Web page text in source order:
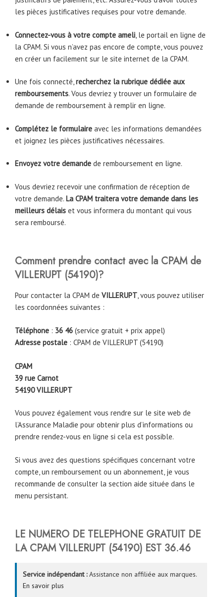
les pièces justificatives requises pour votre demande.
Connectez-vous à votre compte ameli, le portail en ligne de
la CPAM. Si vous n’avez pas encore de compte, vous pouvez
en créer un facilement sur le site internet de la CPAM.
Une fois connecté,recherchez la rubrique dédiée aux
remboursements. Vous devriez y trouver un formulaire de
demande de remboursement à remplir en ligne.
Complétez le formulaire avec les informations demandées
et joignez les pièces justificatives nécessaires.
Envoyez votre demande de remboursement en ligne.
Vous devriez recevoir une confirmation de réception de
votre demande. La CPAM traitera votre demande dans les
meilleurs délais et vous informera du montant qui vous
sera remboursé.
Comment prendre contact avec la CPAM de
VILLERUPT (54190)?
Pour contacter la CPAM de VILLERUPT, vous pouvez utiliser
les coordonnées suivantes :
Téléphone : 36 46 (service gratuit + prix appel)
Adresse postale : CPAM de VILLERUPT (54190)
CPAM
39 rue Carnot
54190 VILLERUPT
Vous pouvez également vous rendre sur le site web de
l’Assurance Maladie pour obtenir plus d’informations ou
prendre rendez-vous en ligne si cela est possible.
Si vous avez des questions spécifiques concernant votre
compte, un remboursement ou un abonnement, je vous
recommande de consulter la section aide située dans le
menu persistant.
LE NUMERO DE TELEPHONE GRATUIT DE
LA CPAMVILLERUPT (54190) EST 36.46
Service indépendant :Assistance non affiliée aux marques.
En savoir plus